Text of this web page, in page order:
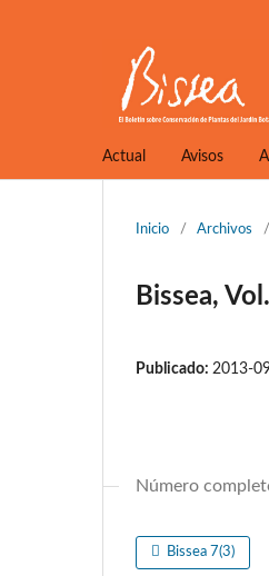
Actual Avisos
Inicio / Archivos /
Bissea,
Publicado: 2013-
Número
Bissea 7(3)